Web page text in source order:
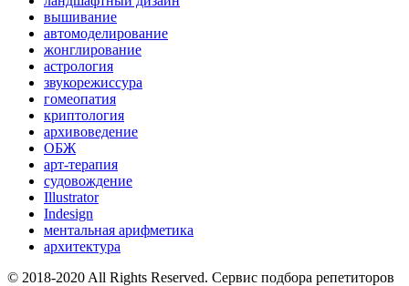
вышивание
автомоделирование
жонглирование
астрология
звукорежиссура
гомеопатия
криптология
архивоведение
ОБЖ
арт-терапия
судовождение
Illustrator
Indesign
ментальная арифметика
архитектура
© 2018-2020 All Rights Reserved. Сервис подбора репетиторов